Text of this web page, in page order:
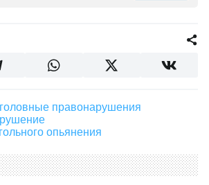
правонарушения
опьянения